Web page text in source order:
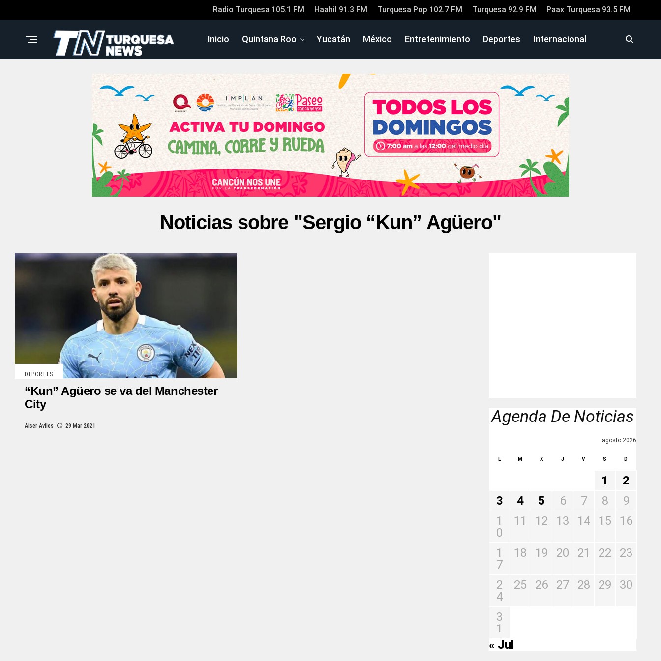
Radio Turquesa 105.1 FM Haahil 91.3 FM Turquesa Pop 102.7 FM Turquesa 92.9 FM Paax Turquesa 93.5 FM
Inicio Quintana Roo Yucatán México Entretenimiento Deportes Internacional
Noticias sobre "Sergio “Kun” Agüero"
DEPORTES
“Kun” Agüero se va del Manchester
City
Aiser Aviles 29 Mar 2021 Agenda De Noticias
agosto 2026
L M X J V S D
1
2
3
4 5 6 7 8
9
1
0
11 12 13 14 15 16
1
7
18 19 20 21 22 23
2
4
25 26 27 28 29 30
3
1
« Jul